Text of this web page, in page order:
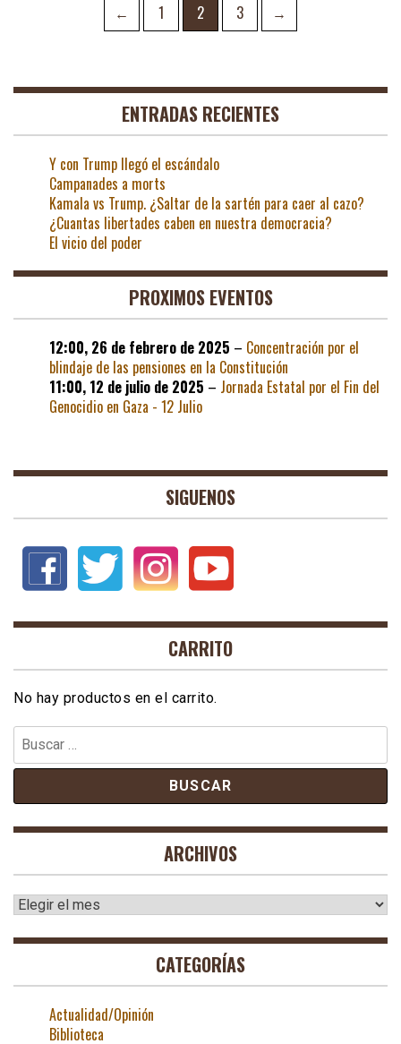
← Page
1 Page
2 Page
3 →
ENTRADAS RECIENTES
Y con Trump llegó el escándalo
Campanades a morts
Kamala vs Trump. ¿Saltar de la sartén para caer al cazo?
¿Cuantas libertades caben en nuestra democracia?
El vicio del poder
PROXIMOS EVENTOS
12:00, 26 de febrero de 2025 – Concentración por el
blindaje de las pensiones en la Constitución
11:00, 12 de julio de 2025 – Jornada Estatal por el Fin del
Genocidio en Gaza - 12 Julio
SIGUENOS
CARRITO
No hay productos en el carrito.
Buscar:
ARCHIVOS
Archivos
CATEGORÍAS
Actualidad/Opinión
Biblioteca